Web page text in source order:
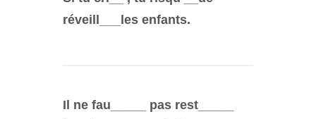
réveill___les enfants.
Il ne fau_____ pas rest_____